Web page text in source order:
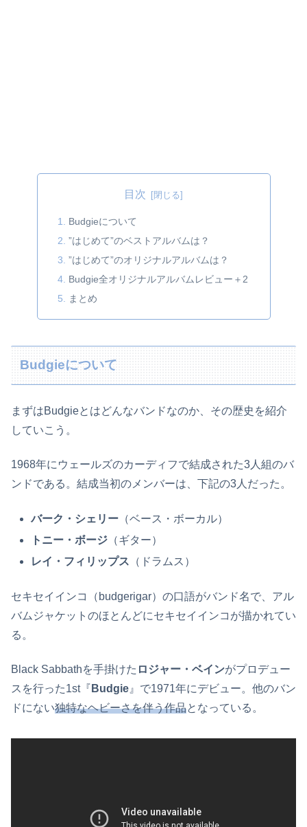
目次
Budgieについて
”はじめて”のベストアルバムは？
”はじめて”のオリジナルアルバムは？
Budgie全オリジナルアルバムレビュー＋2
まとめ
Budgieについて
まずはBudgieとはどんなバンドなのか、その歴史を紹介
していこう。
1968年にウェールズのカーディフで結成された3人組のバ
ンドである。結成当初のメンバーは、下記の3人だった。
バーク・シェリー （ベース・ボーカル）
トニー・ボージ （ギター）
レイ・フィリップス （ドラムス）
セキセイインコ（budgerigar）の口語がバンド名で、アル
バムジャケットのほとんどにセキセイインコが描かれてい
る。
Black Sabbathを手掛けた ロジャー・ベインがプロデュー
スを行った1st『 Budgie 』で1971年にデビュー。他のバン
ドにない独特なヘビーさを伴う作品となっている。